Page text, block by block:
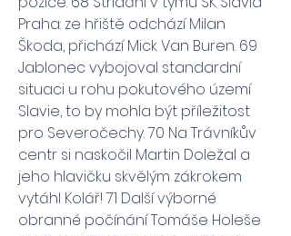
Praha: ze hřiště odchází Milan
Škoda, přichází Mick Van Buren. 69
Jablonec vybojoval standardní
situaci u rohu pokutového území
Slavie, to by mohla být příležitost
pro Severočechy. 70 Na Trávníkův
centr si naskočil Martin Doležal a
jeho hlavičku skvělým zákrokem
vytáhl Kolář! 71 Další výborné
obranné počínání Tomáše Holeše